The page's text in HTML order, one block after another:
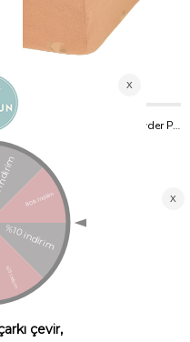
Wabi Sabi Lastikli Çarşaf, Powder Pink Blossom
₺2.500,00
SEPETE EKLE
Ücretsiz Kargo
%25